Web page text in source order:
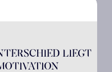
liegt